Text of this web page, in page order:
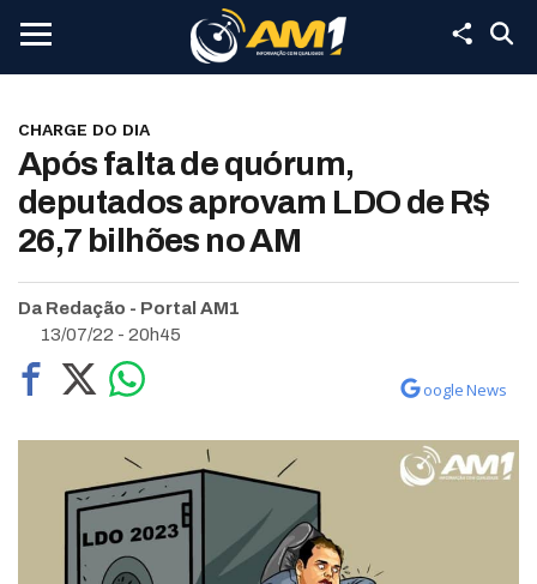
CHARGE DO DIA
Após falta de quórum,
deputados aprovam LDO de R$
26,7 bilhões no AM
Da Redação - Portal AM1
13/07/22 - 20h45
oogle News